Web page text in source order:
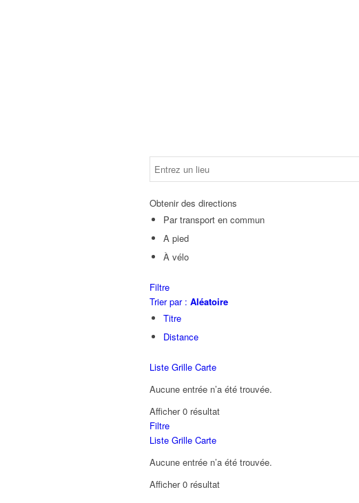
Obtenir des directions
Par transport en commun
A pied
À vélo
Filtre
Trier par : Aléatoire
Titre
Distance
Liste Grille Carte
Aucune entrée n’a été trouvée.
Afficher 0 résultat
Filtre
Liste Grille Carte
Aucune entrée n’a été trouvée.
Afficher 0 résultat